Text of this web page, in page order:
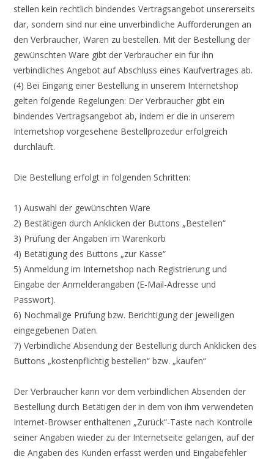
stellen kein rechtlich bindendes Vertragsangebot unsererseits
dar, sondern sind nur eine unverbindliche Aufforderungen an
den Verbraucher, Waren zu bestellen. Mit der Bestellung der
gewünschten Ware gibt der Verbraucher ein für ihn
verbindliches Angebot auf Abschluss eines Kaufvertrages ab.
(4) Bei Eingang einer Bestellung in unserem Internetshop
gelten folgende Regelungen: Der Verbraucher gibt ein
bindendes Vertragsangebot ab, indem er die in unserem
Internetshop vorgesehene Bestellprozedur erfolgreich
durchläuft.
Die Bestellung erfolgt in folgenden Schritten:
1) Auswahl der gewünschten Ware
2) Bestätigen durch Anklicken der Buttons „Bestellen“
3) Prüfung der Angaben im Warenkorb
4) Betätigung des Buttons „zur Kasse“
5) Anmeldung im Internetshop nach Registrierung und
Eingabe der Anmelderangaben (E-Mail-Adresse und
Passwort).
6) Nochmalige Prüfung bzw. Berichtigung der jeweiligen
eingegebenen Daten.
7) Verbindliche Absendung der Bestellung durch Anklicken des
Buttons „kostenpflichtig bestellen“ bzw. „kaufen“
Der Verbraucher kann vor dem verbindlichen Absenden der
Bestellung durch Betätigen der in dem von ihm verwendeten
Internet-Browser enthaltenen „Zurück“-Taste nach Kontrolle
seiner Angaben wieder zu der Internetseite gelangen, auf der
die Angaben des Kunden erfasst werden und Eingabefehler